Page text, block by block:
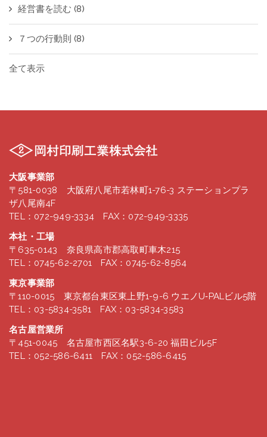
経営書を読む (8)
７つの行動則 (8)
全て表示
大阪事業部
〒581-0038 大阪府八尾市若林町1-76-3 ステーションプラ
ザ八尾南4F
TEL：072-949-3334 FAX：072-949-3335
本社・工場
〒635-0143 奈良県高市郡高取町車木215
TEL：0745-62-2701 FAX：0745-62-8564
東京事業部
〒110-0015 東京都台東区東上野1-9-6 ウエノU‐PALビル5階
TEL：03-5834-3581 FAX：03-5834-3583
名古屋営業所
〒451-0045 名古屋市西区名駅3-6-20 福田ビル5F
TEL：052-586-6411 FAX：052-586-6415